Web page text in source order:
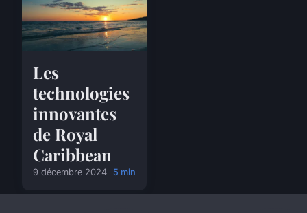
Les
technologies
innovantes
de Royal
Caribbean
9 décembre 2024 5 min